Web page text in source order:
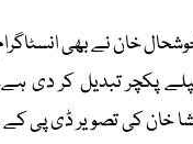
خان نے بھی
پکچر تبدیل کر دی
خان کی تصویر ڈی پی